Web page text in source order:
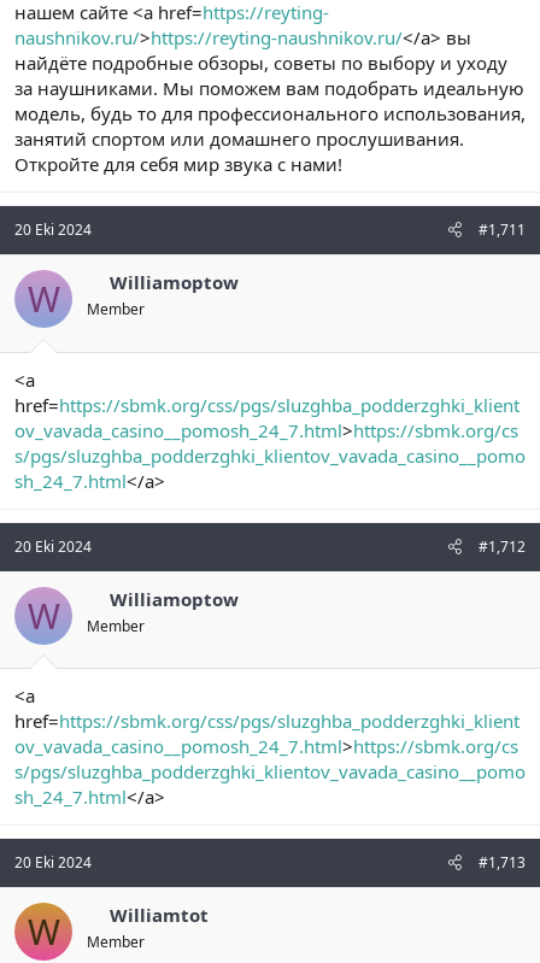
нашем сайте <a href=https://reyting-
naushnikov.ru/>https://reyting-naushnikov.ru/</a> вы
найдёте подробные обзоры, советы по выбору и уходу
за наушниками. Мы поможем вам подобрать идеальную
модель, будь то для профессионального использования,
занятий спортом или домашнего прослушивания.
Откройте для себя мир звука с нами!
20 Eki 2024 #1,711
W Williamoptow
Member
<a
href=https://sbmk.org/css/pgs/sluzghba_podderzghki_klient
ov_vavada_casino__pomosh_24_7.html>https://sbmk.org/cs
s/pgs/sluzghba_podderzghki_klientov_vavada_casino__pomo
sh_24_7.html</a>
20 Eki 2024 #1,712
W Williamoptow
Member
<a
href=https://sbmk.org/css/pgs/sluzghba_podderzghki_klient
ov_vavada_casino__pomosh_24_7.html>https://sbmk.org/cs
s/pgs/sluzghba_podderzghki_klientov_vavada_casino__pomo
sh_24_7.html</a>
20 Eki 2024 #1,713
W Williamtot
Member